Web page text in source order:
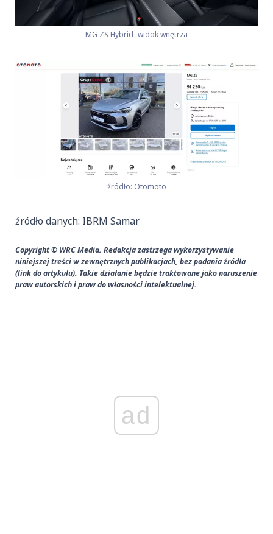
MG ZS Hybrid -widok wnętrza
źródło: Otomoto
źródło danych: IBRM Samar
Copyright © WRC Media. Redakcja zastrzega wykorzystywanie
niniejszej treści w zewnętrznych publikacjach, bez podania źródła
(link do artykułu). Takie działanie będzie traktowane jako naruszenie
praw autorskich i praw do własności intelektualnej.
ad